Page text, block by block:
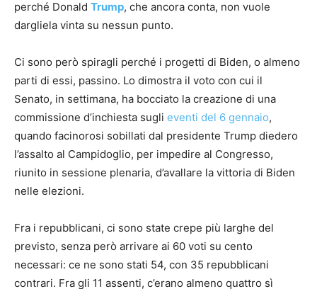
perché Donald Trump, che ancora conta, non vuole
dargliela vinta su nessun punto.
Ci sono però spiragli perché i progetti di Biden, o almeno
parti di essi, passino. Lo dimostra il voto con cui il
Senato, in settimana, ha bocciato la creazione di una
commissione d’inchiesta sugli eventi del 6 gennaio,
quando facinorosi sobillati dal presidente Trump diedero
l’assalto al Campidoglio, per impedire al Congresso,
riunito in sessione plenaria, d’avallare la vittoria di Biden
nelle elezioni.
Fra i repubblicani, ci sono state crepe più larghe del
previsto, senza però arrivare ai 60 voti su cento
necessari: ce ne sono stati 54, con 35 repubblicani
contrari. Fra gli 11 assenti, c’erano almeno quattro sì